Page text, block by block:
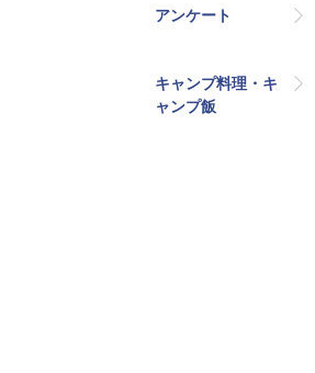
アンケート
キャンプ料理・キ
ャンプ飯